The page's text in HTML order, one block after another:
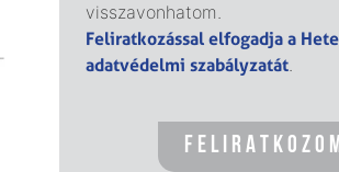
visszavonhatom.
Feliratkozással elfogadja a
adatvédelmi szabályzatát.